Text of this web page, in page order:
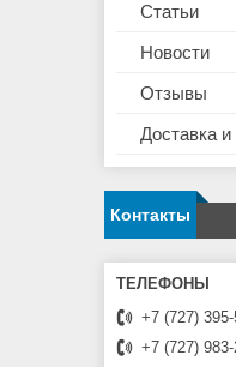
Статьи
Новости
Отзывы
Доставка и
Контакты
+7 (727)
+7 (727)